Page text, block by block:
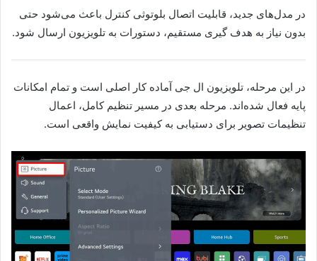
در مدل‌های جدید، قابلیت اتصال بلوتوثی کنترل باعث می‌شود حتی
بدون نیاز به هدف گیری مستقیم، دستورات به تلویزیون ارسال شود.
در این مرحله، تلویزیون ال جی آماده کار اصلی است و تمام امکانات
پایه فعال شده‌اند. مرحله بعدی در مسیر تنظیم کامل، اعمال
تنظیمات تصویر برای دستیابی به کیفیت نمایش واقعی است.